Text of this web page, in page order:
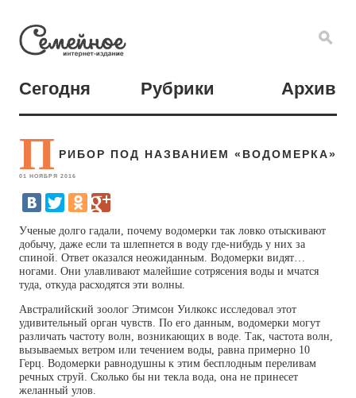
Сегодня Рубрики Архив
П РИБОР ПОД НАЗВАНИЕМ «ВОДОМЕРКА»
01 НОЯБРЯ 2016
Ученые долго гадали, почему водомерки так ловко отыскивают
добычу, даже если та шлепнется в воду где-нибудь у них за
спиной. Ответ оказался неожиданным. Водомерки видят…
ногами. Они улавливают малейшие сотрясения воды и мчатся
туда, откуда расходятся эти волны.
Австралийский зоолог Этимсон Уилкокс исследовал этот
удивительный орган чувств. По его данным, водомерки могут
различать частоту волн, возникающих в воде. Так, частота волн,
вызываемых ветром или течением воды, равна примерно 10
Герц. Водомерки равнодушны к этим бесплодным переливам
речных струй. Сколько бы ни текла вода, она не принесет
желанный улов.